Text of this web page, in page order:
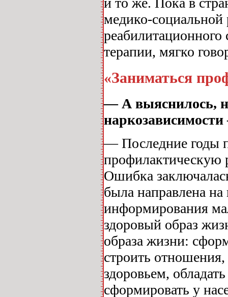
медико-социальной
реабилитационного
терапии, мягко
«Заниматься
— А выяснилось,
— Последние годы
профилактическую
Ошибка
была направлена
информирования
здоровый образ
образа жизни:
строить
здоровьем,
сформировать у